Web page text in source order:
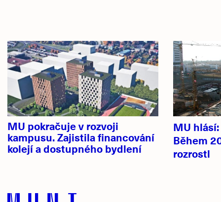
Hlavní
novinky
MU pokračuje v rozvoji
kampusu. Zajistila financování
kolejí a dostupného bydlení
MU
Během
rozrostl